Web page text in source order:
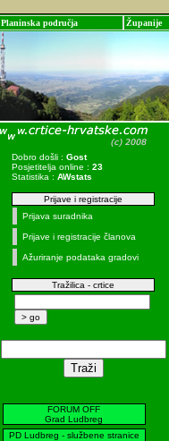
Planinska područja Županije
Dobro došli : Gost
Posjetitelja online : 23
Statistika : AWstats
Prijave i registracije
Prijava suradnika
Prijave i registracije članova
Ažuriranje podataka gradovi
Tražilica - crtice
FORUM OFF
Grad Ludbreg
PD Ludbreg - službene stranice